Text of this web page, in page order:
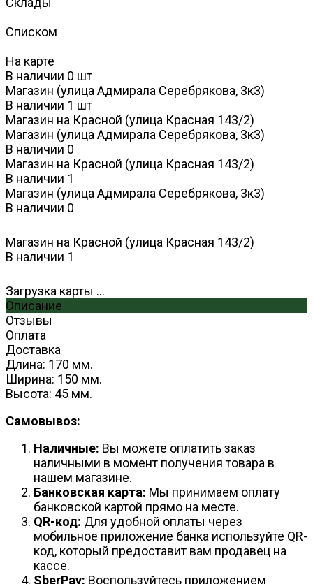
Списком
На карте
В наличии 0 шт
Магазин (улица Адмирала Серебрякова, 3к3)
В наличии 1 шт
Магазин на Красной (улица Красная 143/2)
Магазин (улица Адмирала Серебрякова, 3к3)
В наличии 0
Магазин на Красной (улица Красная 143/2)
В наличии 1
Магазин (улица Адмирала Серебрякова, 3к3)
В наличии 0
Магазин на Красной (улица Красная 143/2)
В наличии 1
Загрузка карты ...
Описание
Отзывы
Оплата
Доставка
Длина: 170 мм.
Ширина: 150 мм.
Высота: 45 мм.
Самовывоз:
Наличные: Вы можете оплатить заказ
наличными в момент получения товара в
нашем магазине.
Банковская карта: Мы принимаем оплату
банковской картой прямо на месте.
QR-код: Для удобной оплаты через
мобильное приложение банка используйте QR-
код, который предоставит вам продавец на
кассе.
SberPay: Воспользуйтесь приложением